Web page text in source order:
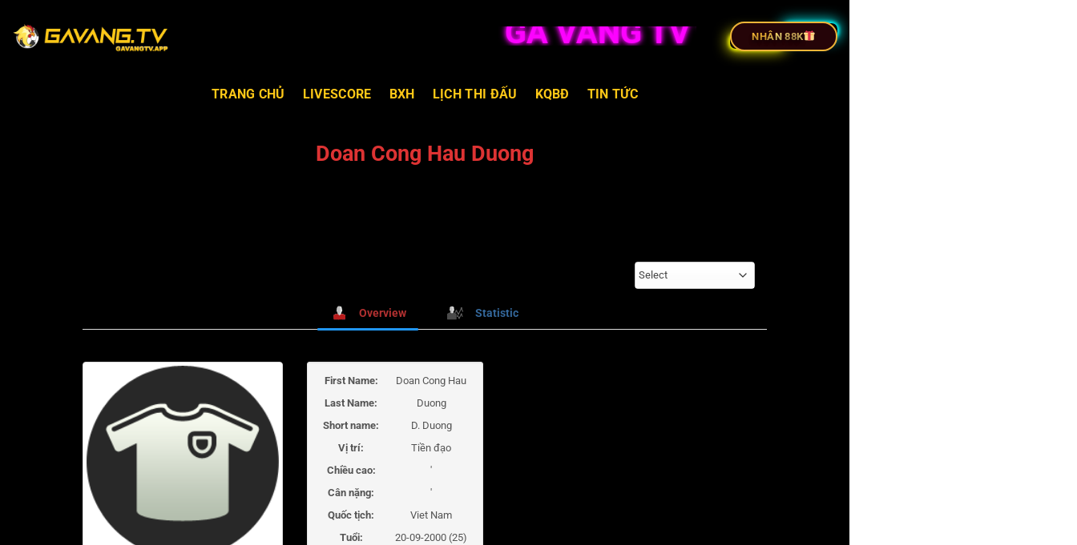
GÀ VÀNG TV TRỰC TIẾP BÓNG ĐÁ
NHÂN 88K
TRANG CHỦ LIVESCORE BXH LỊCH THI ĐẤU KQBĐ TIN TỨC
Doan Cong Hau Duong
Select
Overview Statistic
First Name:
Doan Cong Hau
Last Name:
Duong
Short name:
D. Duong
Vị trí:
Tiền đạo
Chiều cao:
'
Cân nặng:
'
Quốc tịch:
Viet Nam
Tuổi:
20-09-2000 (25)